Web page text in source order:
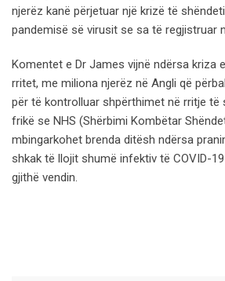
njerëz kanë përjetuar një krizë të
pandemisë së virusit se sa të regjistruar
Komentet e Dr James vijnë ndërsa kriza
rritet, me miliona njerëz në Angli që
për të kontrolluar shpërthimet në rritje të
frikë se NHS (Shërbimi Kombëtar
mbingarkohet brenda ditësh ndërsa
shkak të llojit shumë infektiv të COVID-
gjithë vendin.